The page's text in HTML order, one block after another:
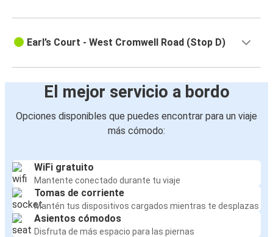
Earl’s Court - West Cromwell Road (Stop D)
El mejor servicio a bordo
Opciones disponibles que puedes encontrar para un viaje
más cómodo:
WiFi gratuito
Mantente conectado durante tu viaje
Tomas de corriente
Mantén tus dispositivos cargados mientras te desplazas
Asientos cómodos
Disfruta de más espacio para las piernas